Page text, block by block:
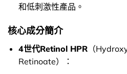
和低刺激性產品。
核心成分簡介
4世代Retinol HPR（
Retinoate）：